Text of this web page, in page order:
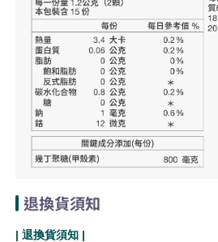
退換貨須知
| 退換貨須知 |